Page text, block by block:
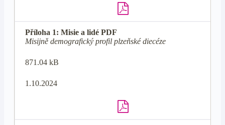
Příloha 1: Misie a lidé PDF
Misijně demografický profil plzeňské diecéze
871.04 kB
1.10.2024